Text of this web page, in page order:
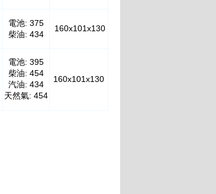
電池: 375
柴油: 434
160x101x130
電池: 395
柴油: 454
汽油: 434
天然氣: 454
160x101x130